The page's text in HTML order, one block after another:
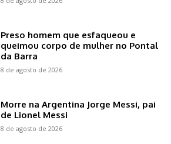
Preso homem que esfaqueou e
queimou corpo de mulher no Pontal
da Barra
8 de agosto de 2026
Morre na Argentina Jorge Messi, pai
de Lionel Messi
8 de agosto de 2026